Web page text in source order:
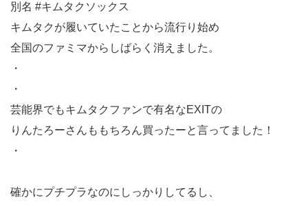
別名 #キムタクソックス
キムタクが履いていたことから流行り始め
全国のファミマからしばらく消えました。
・
・
芸能界でもキムタクファンで有名なEXITの
りんたろーさんももちろん買ったーと言ってました！
・
確かにプチプラなのにしっかりしてるし、